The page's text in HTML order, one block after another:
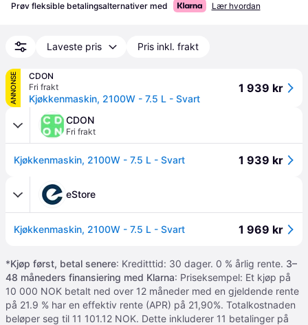
Prøv fleksible betalingsalternativer med Lær hvordan
Laveste pris Pris inkl. frakt
ANNONSE
CDON
Fri frakt
Kjøkkenmaskin, 2100W - 7.5 L - Svart
1 939 kr
CDON
Fri frakt
Kjøkkenmaskin, 2100W - 7.5 L - Svart 1 939 kr
eStore
Kjøkkenmaskin, 2100W - 7.5 L - Svart 1 969 kr
*Kjøp først, betal senere: Kreditttid: 30 dager. 0 % årlig rente. 3–
48 måneders finansiering med Klarna: Priseksempel: Et kjøp på
10 000 NOK betalt ned over 12 måneder med en gjeldende rente
på 21.9 % har en effektiv rente (APR) på 21,90%. Totalkostnaden
beløper seg til 11 101.12 NOK. Dette inkluderer 11 betalinger på